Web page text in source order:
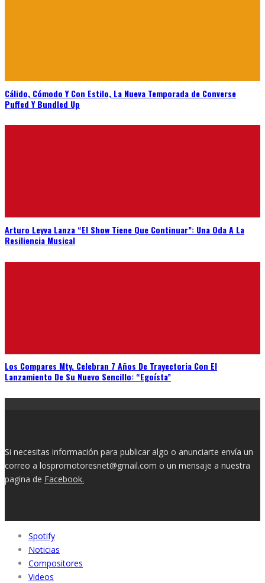
Cálido, Cómodo Y Con Estilo, La Nueva Temporada de Converse
Puffed Y Bundled Up
Arturo Leyva Lanza “El Show Tiene Que Continuar”: Una Oda A La
Resiliencia Musical
Los Compares Mty. Celebran 7 Años De Trayectoria Con El
Lanzamiento De Su Nuevo Sencillo: “Egoísta”
Si necesitas información para publicar algo o anunciarte envía un
correo a lospromotoresnet@gmail.com o un mensaje a nuestra
pagina de Facebook.
Spotify
Noticias
Compositores
Videos